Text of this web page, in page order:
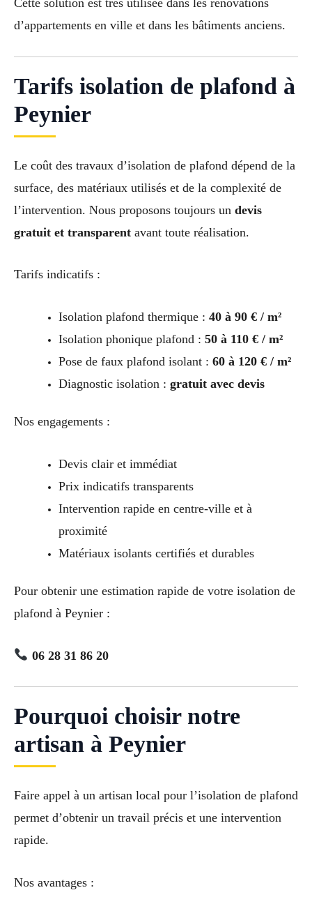
d’appartements en ville et dans les bâtiments anciens.
Tarifs isolation de plafond à
Peynier
Le coût des travaux d’isolation de plafond dépend de la
surface, des matériaux utilisés et de la complexité de
l’intervention. Nous proposons toujours un devis
gratuit et transparent avant toute réalisation.
Tarifs indicatifs :
Isolation plafond thermique : 40 à 90 € / m²
Isolation phonique plafond : 50 à 110 € / m²
Pose de faux plafond isolant : 60 à 120 € / m²
Diagnostic isolation : gratuit avec devis
Nos engagements :
Devis clair et immédiat
Prix indicatifs transparents
Intervention rapide en centre-ville et à
proximité
Matériaux isolants certifiés et durables
Pour obtenir une estimation rapide de votre isolation de
plafond à Peynier :
06 28 31 86 20
Pourquoi choisir notre
artisan à Peynier
Faire appel à un artisan local pour l’isolation de plafond
permet d’obtenir un travail précis et une intervention
rapide.
Nos avantages :